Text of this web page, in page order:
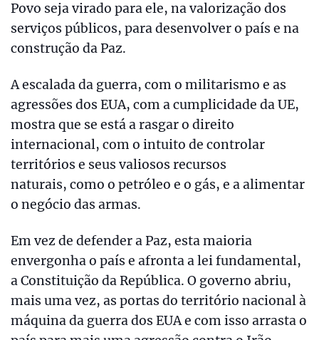
Povo seja virado para ele, na valorização dos
serviços públicos, para desenvolver o país e na
construção da Paz.
A escalada da guerra, com o militarismo e as
agressões dos EUA, com a cumplicidade da UE,
mostra que se está a rasgar o direito
internacional, com o intuito de controlar
territórios e seus valiosos recursos
naturais, como o petróleo e o gás, e a alimentar
o negócio das armas.
Em vez de defender a Paz, esta maioria
envergonha o país e afronta a lei fundamental,
a Constituição da República. O governo abriu,
mais uma vez, as portas do território nacional à
máquina da guerra dos EUA e com isso arrasta o